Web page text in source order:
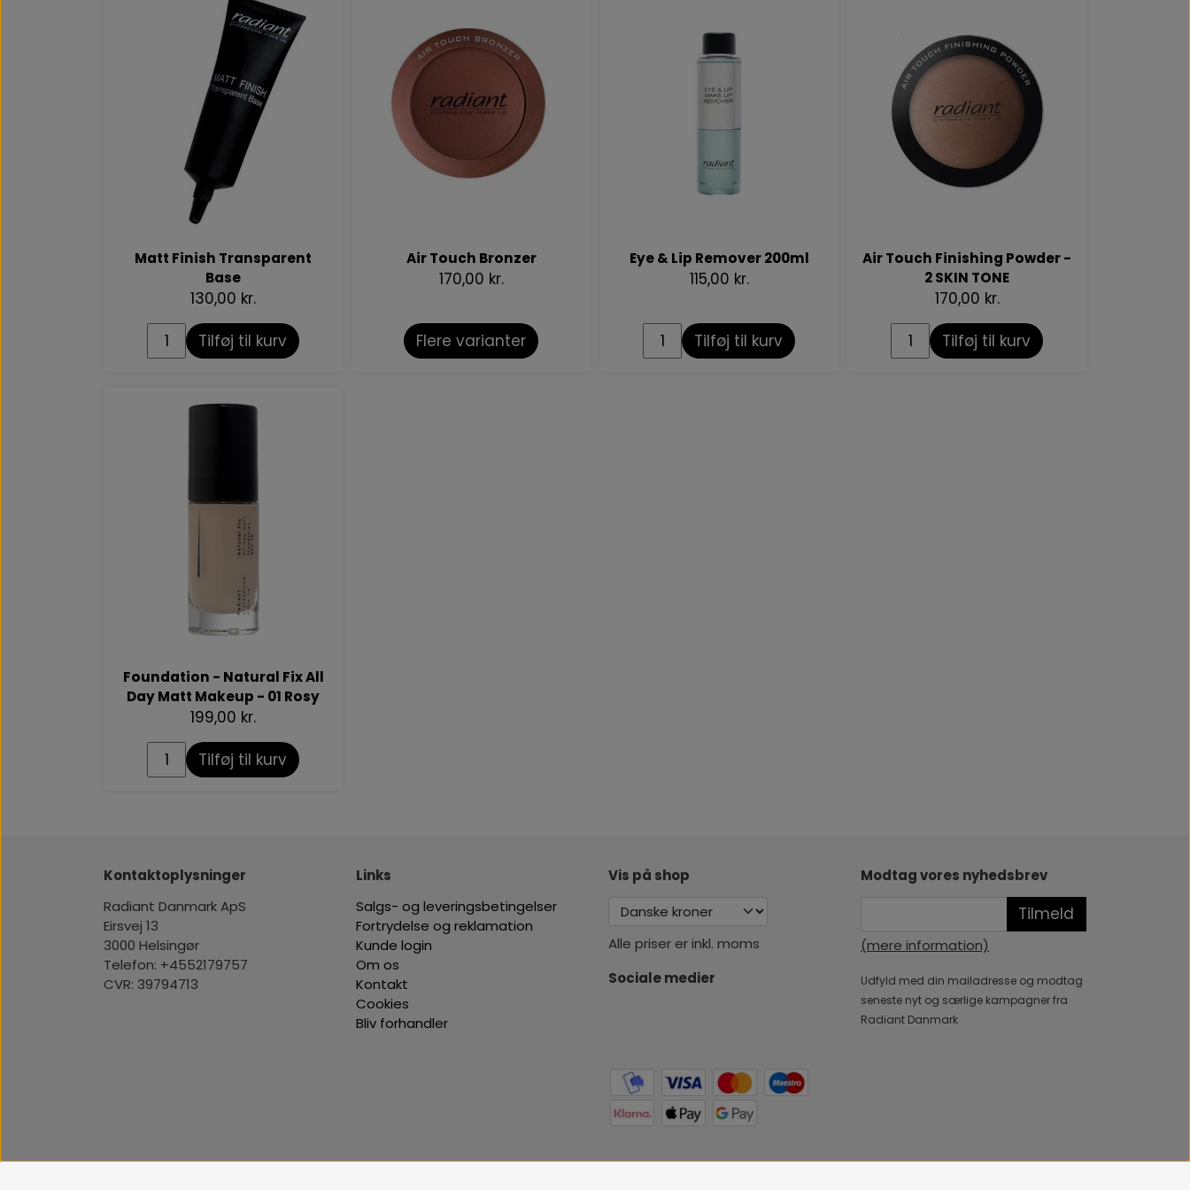
Matt Finish Transparent
Base
130,00 kr.
Tilføj til kurv
Air Touch Bronzer
170,00 kr.
Flere varianter
Eye & Lip Remover 200ml
115,00 kr.
Tilføj til kurv
Air Touch Finishing Powder -
2 SKIN TONE
170,00 kr.
Tilføj til kurv
Foundation - Natural Fix All
Day Matt Makeup - 01 Rosy
199,00 kr.
Tilføj til kurv
Kontaktoplysninger
Radiant Danmark ApS
Eirsvej 13
3000 Helsingør
Telefon: +4552179757
CVR: 39794713
Links
Salgs- og leveringsbetingelser
Fortrydelse og reklamation
Kunde login
Om os
Kontakt
Cookies
Bliv forhandler
Vis på shop
Alle priser er inkl. moms
Sociale medier
Modtag vores nyhedsbrev
Tilmeld
(mere information)
Udfyld med din mailadresse og modtag
seneste nyt og særlige kampagner fra
Radiant Danmark